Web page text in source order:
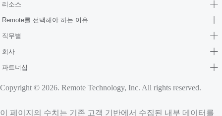
리소스
Remote를 선택해야 하는 이유
직무별
회사
파트너십
Copyright © 2026. Remote Technology, Inc. All rights reserved.
이 페이지의 수치는 기존 고객 기반에서 수집된 내부 데이터를